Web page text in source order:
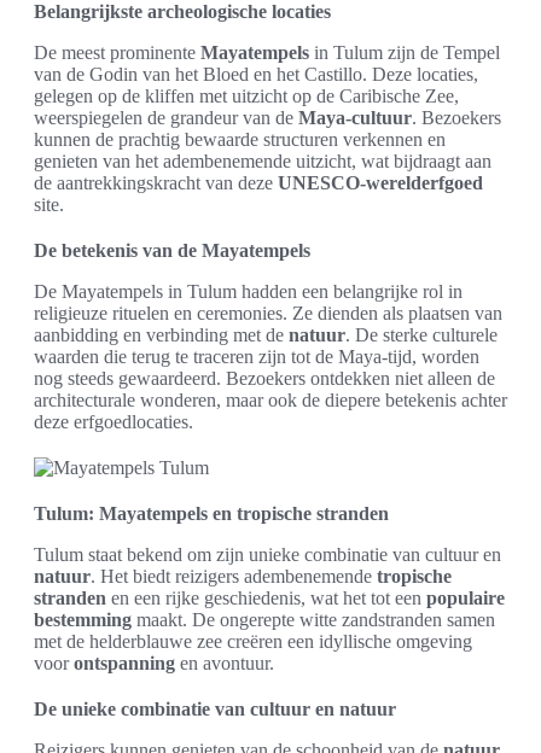
Belangrijkste archeologische locaties
De meest prominente Mayatempels in Tulum zijn de Tempel
van de Godin van het Bloed en het Castillo. Deze locaties,
gelegen op de kliffen met uitzicht op de Caribische Zee,
weerspiegelen de grandeur van de Maya-cultuur. Bezoekers
kunnen de prachtig bewaarde structuren verkennen en
genieten van het adembenemende uitzicht, wat bijdraagt aan
de aantrekkingskracht van deze UNESCO-werelderfgoed
site.
De betekenis van de Mayatempels
De Mayatempels in Tulum hadden een belangrijke rol in
religieuze rituelen en ceremonies. Ze dienden als plaatsen van
aanbidding en verbinding met de natuur. De sterke culturele
waarden die terug te traceren zijn tot de Maya-tijd, worden
nog steeds gewaardeerd. Bezoekers ontdekken niet alleen de
architecturale wonderen, maar ook de diepere betekenis achter
deze erfgoedlocaties.
Tulum: Mayatempels en tropische stranden
Tulum staat bekend om zijn unieke combinatie van cultuur en
natuur. Het biedt reizigers adembenemende tropische
stranden en een rijke geschiedenis, wat het tot een populaire
bestemming maakt. De ongerepte witte zandstranden samen
met de helderblauwe zee creëren een idyllische omgeving
voorontspanning en avontuur.
De unieke combinatie van cultuur en natuur